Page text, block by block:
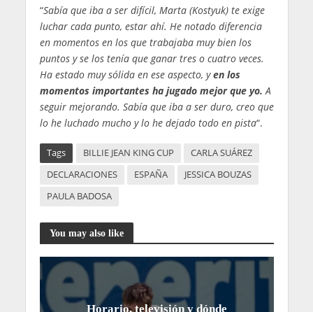
“Sabía que iba a ser difícil, Marta (Kostyuk) te exige
luchar cada punto, estar ahí. He notado diferencia
en momentos en los que trabajaba muy bien los
puntos y se los tenía que ganar tres o cuatro veces.
Ha estado muy sólida en ese aspecto, yen los
momentos importantes ha jugado mejor que yo. A
seguir mejorando. Sabía que iba a ser duro, creo que
lo he luchado mucho y lo he dejado todo en pista“.
Tags BILLIE JEAN KING CUP
CARLA SUÁREZ
DECLARACIONES
ESPAÑA
JESSICA BOUZAS
PAULA BADOSA
You may also like
Horario, televisión y dónde